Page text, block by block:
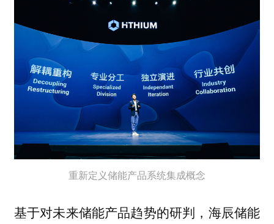
重新定义储能产品系统集成概念
基于对未来储能产品趋势的研判，海辰储能